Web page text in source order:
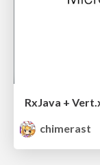
chimerast